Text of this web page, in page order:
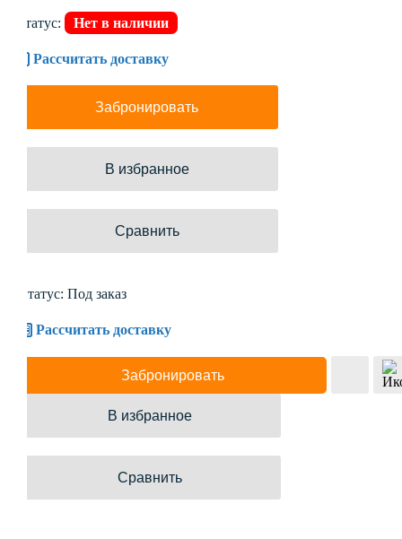
Статус: Нет в наличии
Рассчитать доставку
Забронировать
В избранное
Сравнить
Статус: Под заказ
Рассчитать доставку
Забронировать
В избранное
Сравнить